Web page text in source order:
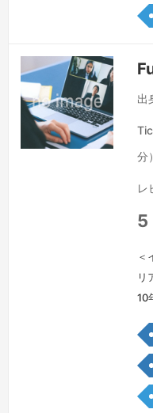
て
法
を
出
分）
レ
5
＜
リ
10
と
の
19